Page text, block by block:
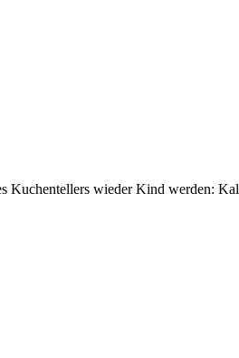
Kuchentellers wieder Kind werden: